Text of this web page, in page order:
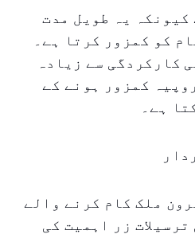
کیونکہ یہ طویل مدت
کو کمزور کرتا ہے۔
کارکردگی سے زیادہ
کمزور ہونے کے
ہے۔
ملک کام کرنے والے
زر اہمیت کی